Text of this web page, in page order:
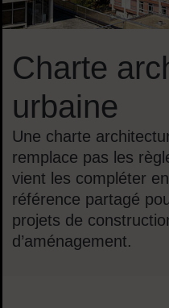
Charte
urbaine
Une charte
remplace pas les
vient les compléter
référence partagé
projets de
d’aménagement.